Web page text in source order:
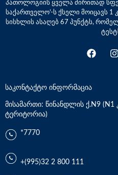
პათოლოგიის ყველა ძირითად
საქართველო’-ს ქსელი მოიცავს
სისხლის ასაღებ 67 პუნქტს,
საკონტაქტო ინფორმაცია
მისამართი: წინანდლის ქ.N9
ტერიტორია)
*7770
+(995)32 2 800 111